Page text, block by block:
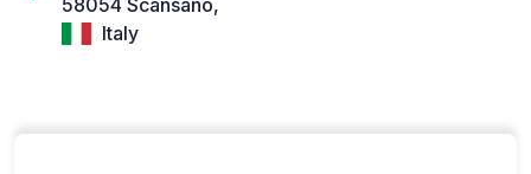
58054 Scansano,
Italy